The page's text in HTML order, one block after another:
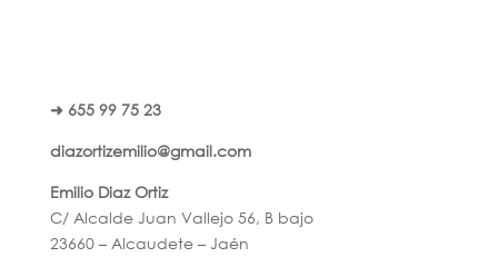
➜ 655 99 75 23
diazortizemilio@gmail.com
Emilio Diaz Ortiz
C/ Alcalde Juan Vallejo 56, B bajo
23660 – Alcaudete – Jaén